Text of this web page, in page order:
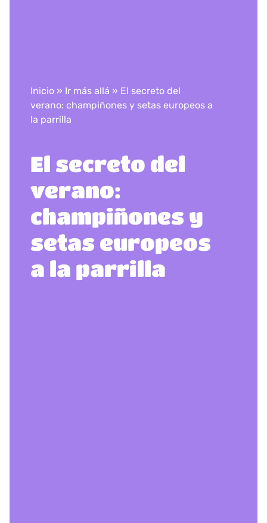
Inicio» Ir más allá » El secreto del
verano: champiñones y setas europeos a
la parrilla
El secreto del
verano:
champiñones y
setas europeos
a la parrilla